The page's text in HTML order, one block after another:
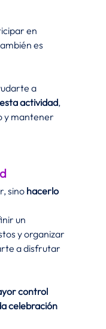
en
es
a
actividad,
y mantener
sino hacerlo
un
y organizar
a disfrutar
control
celebración